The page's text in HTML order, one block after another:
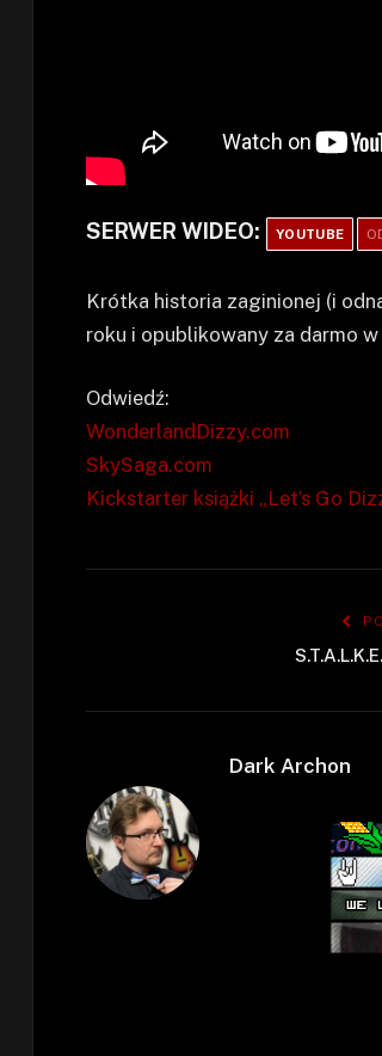
SERWER WIDEO: YOUTUBE
Krótka historia zaginionej (i
roku i opublikowany za darmo w
Odwiedź:
WonderlandDizzy.com
SkySaga.com
Kickstarter książki „Let’s Go
Dark Archon